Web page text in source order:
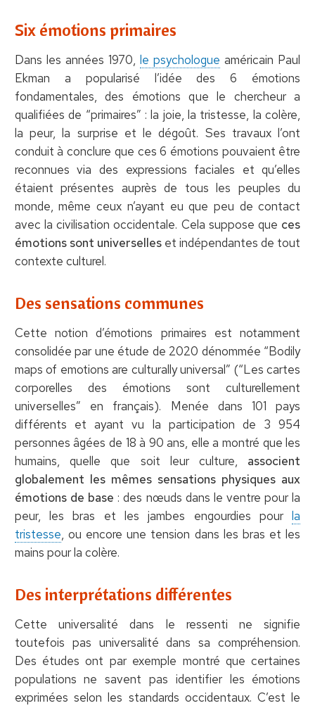
Six émotions primaires
Dans les années 1970,le psychologue américain Paul
Ekman a popularisé l’idée des 6 émotions
fondamentales, des émotions que le chercheur a
qualifiées de “primaires” : la joie, la tristesse, la colère,
la peur, la surprise et le dégoût. Ses travaux l’ont
conduit à conclure que ces 6 émotions pouvaient être
reconnues via des expressions faciales et qu’elles
étaient présentes auprès de tous les peuples du
monde, même ceux n’ayant eu que peu de contact
avec la civilisation occidentale. Cela suppose que ces
émotions sont universelleset indépendantes de tout
contexte culturel.
Des sensations communes
Cette notion d’émotions primaires est notamment
consolidée par une étude de 2020 dénommée “Bodily
maps of emotions are culturally universal” (“Les cartes
corporelles des émotions sont culturellement
universelles” en français). Menée dans 101 pays
différents et ayant vu la participation de 3 954
personnes âgées de 18 à 90 ans, elle a montré que les
humains, quelle que soit leur culture, associent
globalement les mêmes sensations physiques aux
émotions de base : des nœuds dans le ventre pour la
peur, les bras et les jambes engourdies pourla
tristesse, ou encore une tension dans les bras et les
mains pour la colère.
Des interprétations différentes
Cette universalité dans le ressenti ne signifie
toutefois pas universalité dans sa compréhension.
Des études ont par exemple montré que certaines
populations ne savent pas identifier les émotions
exprimées selon les standards occidentaux. C’est le